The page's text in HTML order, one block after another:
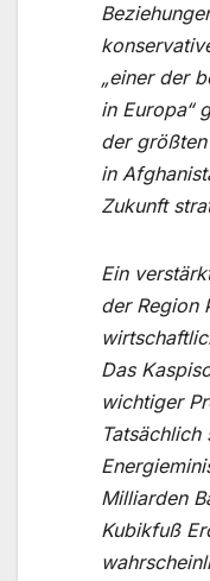
„einer der
in Europa“
der
in
Zukunft
Ein
der Region
Das
wichtiger
Milliarden
Kubikfuß